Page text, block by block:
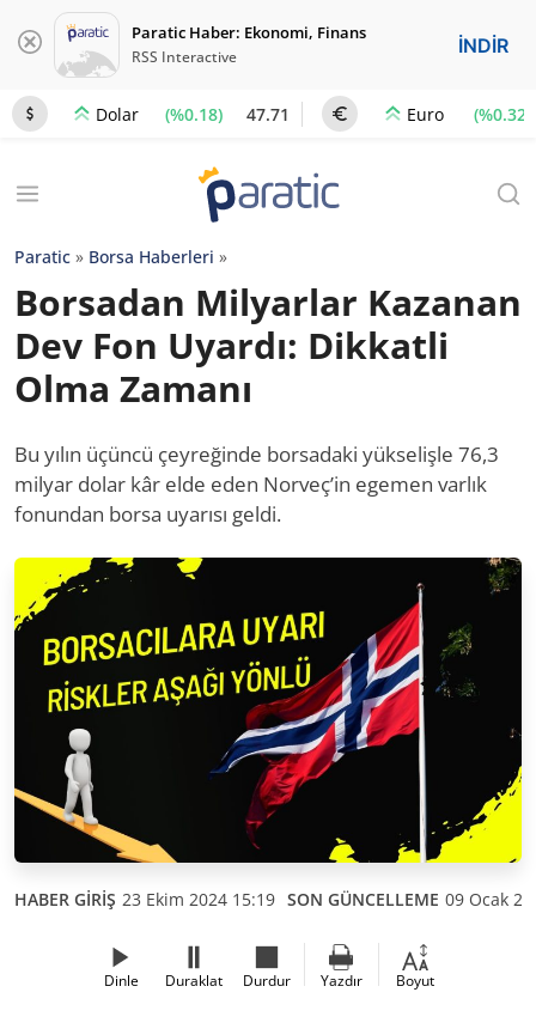
Paratic Haber: Ekonomi, Finans
RSS Interactive İNDİR
Dolar (%0.18) 47.71 Euro (%0.32)
Paratic » Borsa Haberleri »
Borsadan Milyarlar Kazanan
Dev Fon Uyardı: Dikkatli
Olma Zamanı
Bu yılın üçüncü çeyreğinde borsadaki yükselişle 76,3
milyar dolar kâr elde eden Norveç’in egemen varlık
fonundan borsa uyarısı geldi.
HABER GİRİŞ 23 Ekim 2024 15:19 SON GÜNCELLEME 09 Ocak
Dinle Duraklat Durdur Yazdır Boyut